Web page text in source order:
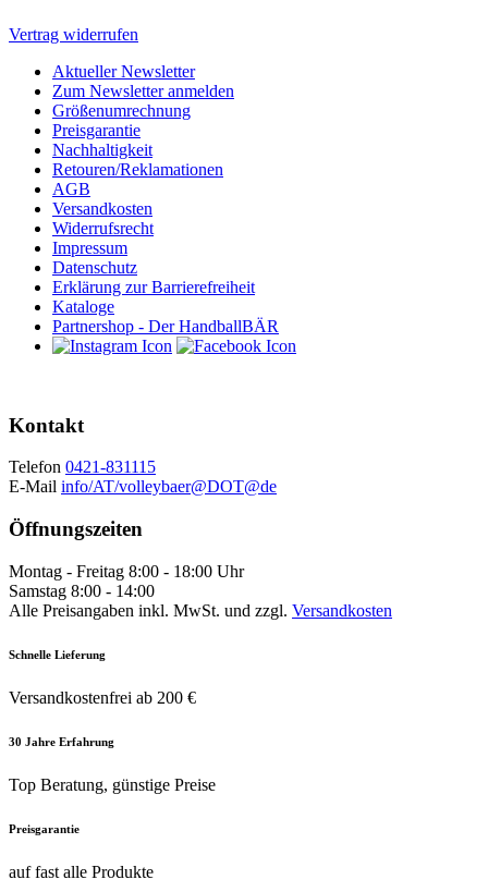
Vertrag widerrufen
Aktueller Newsletter
Zum Newsletter anmelden
Größenumrechnung
Preisgarantie
Nachhaltigkeit
Retouren/Reklamationen
AGB
Versandkosten
Widerrufsrecht
Impressum
Datenschutz
Erklärung zur Barrierefreiheit
Kataloge
Partnershop - Der HandballBÄR
Kontakt
Telefon 0421-831115
E-Mail info/AT/volleybaer@DOT@de
Öffnungszeiten
Montag - Freitag 8:00 - 18:00 Uhr
Samstag 8:00 - 14:00
Alle Preisangaben inkl. MwSt. und zzgl. Versandkosten
Schnelle Lieferung
Versandkostenfrei ab 200 €
30 Jahre Erfahrung
Top Beratung, günstige Preise
Preisgarantie
auf fast alle Produkte